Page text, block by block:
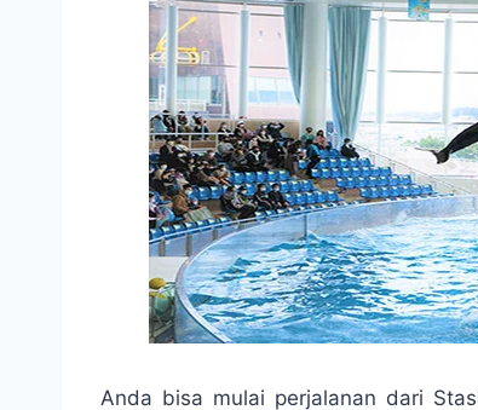
Anda bisa mulai perjalanan dari